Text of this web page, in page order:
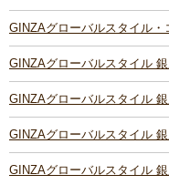
GINZAグローバルスタイル
GINZAグローバルスタイル
GINZAグローバルスタイル
GINZAグローバルスタイル
GINZAグローバルスタイル